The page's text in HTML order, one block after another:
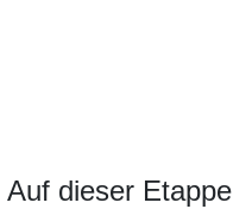
dieser Etappe